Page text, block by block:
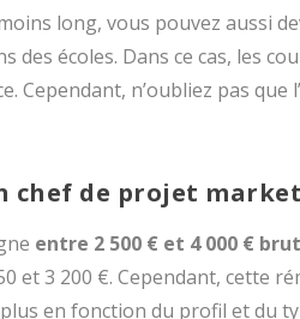
long, vous pouvez aussi
des écoles. Dans ce cas, les
Cependant, n’oubliez pas
chef de projet
entre 2 500 € et 4 000 €
et 3 200 €. Cependant, cette
en fonction du profil et du